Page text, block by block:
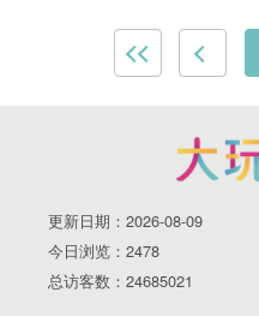
更新日期：2026-08-09
今日浏览：2478
总访客数：24685021